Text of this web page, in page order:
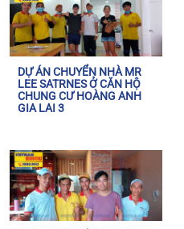
DỰ ÁN CHUYỂN NHÀ MR
LEE SATRNES Ở CĂN HỘ
CHUNG CƯ HOÀNG ANH
GIA LAI 3